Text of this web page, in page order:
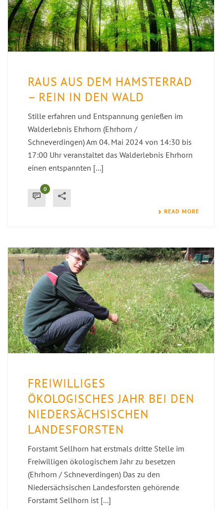
RAUS AUS DEM HAMSTERRAD
– REIN IN DEN WALD
Stille erfahren und Entspannung genießen im
Walderlebnis Ehrhorn (Ehrhorn /
Schneverdingen) Am 04. Mai 2024 von 14:30 bis
17:00 Uhr veranstaltet das Walderlebnis Ehrhorn
einen entspannten [...]
0
READ MORE
FREIWILLIGES
ÖKOLOGISCHES JAHR BEI DEN
NIEDERSÄCHSISCHEN
LANDESFORSTEN
Forstamt Sellhorn hat erstmals dritte Stelle im
Freiwilligen ökologischem Jahr zu besetzen
(Ehrhorn / Schneverdingen) Das zu den
Niedersächsischen Landesforsten gehörende
Forstamt Sellhorn ist [...]